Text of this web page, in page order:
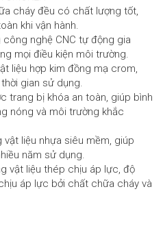
cháy đều có chất lượng tốt,
khi vận hành.
nghệ CNC tự động gia
mọi điều kiện môi trường.
liệu hợp kim đồng mạ crom,
gian sử dụng.
trang bị khóa an toàn, giúp bình
nóng và môi trường khắc
liệu nhựa siêu mềm, giúp
năm sử dụng.
vật liệu thép chịu áp lực, độ
áp lực bởi chất chữa cháy và